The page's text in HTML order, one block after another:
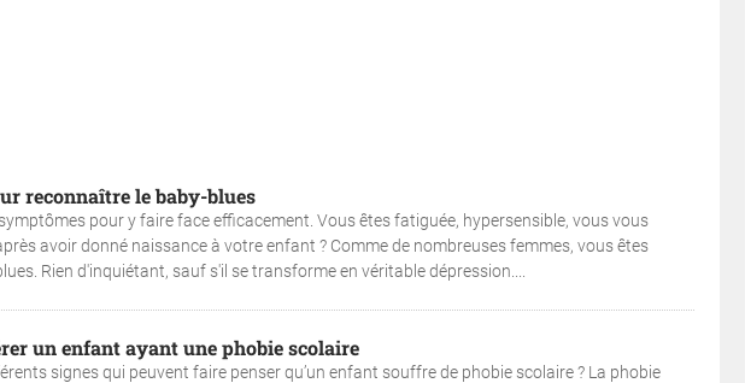
reconnaître le baby-blues
pour y faire face efficacement. Vous êtes fatiguée, hypersensible, vous vous
avoir donné naissance à votre enfant ? Comme de nombreuses femmes, vous êtes
Rien d'inquiétant, sauf s'il se transforme en véritable dépression....
un enfant ayant une phobie scolaire
signes qui peuvent faire penser qu’un enfant souffre de phobie scolaire ? La phobie